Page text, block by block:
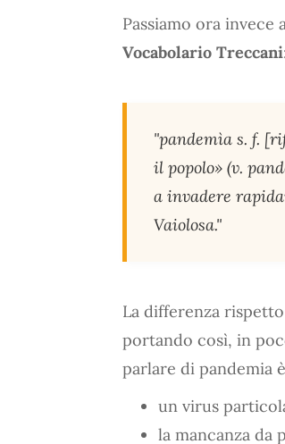
Passiamo ora invece
Vocabolario Treccani
"pandemìa s. f.
il popolo» (v.
a invadere
Vaiolosa."
La differenza
portando così, in
parlare di pandemia
un virus
la mancanza da